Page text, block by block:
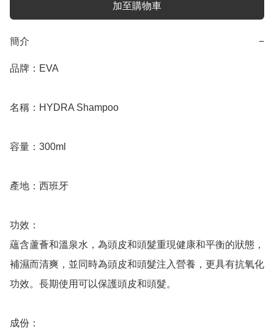
加至購物車
簡介 −
品牌：EVA
名稱：HYDRA Shampoo
容量：300ml
產地：西班牙
功效：
蘊含蘆薈和溫泉水，為頭皮和頭髮重現健康和平衡的狀態，
補濕而清爽，並同時為頭皮和頭髮注入營養，更具有抗氧化
功效。長期使用可以保護頭皮和頭髮。
成份：